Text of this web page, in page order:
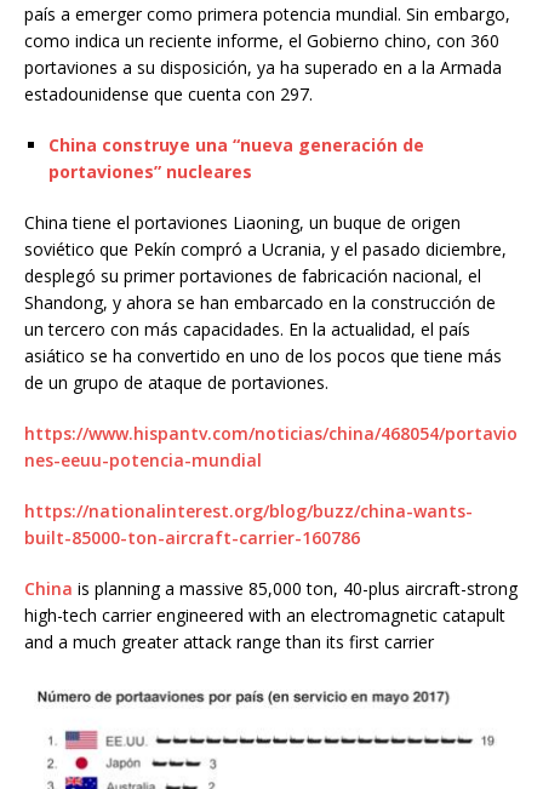
país a emerger como primera potencia mundial. Sin embargo,
como indica un reciente informe, el Gobierno chino, con 360
portaviones a su disposición, ya ha superado en a la Armada
estadounidense que cuenta con 297.
China construye una “nueva generación de
portaviones” nucleares
China tiene el portaviones Liaoning, un buque de origen
soviético que Pekín compró a Ucrania, y el pasado diciembre,
desplegó su primer portaviones de fabricación nacional, el
Shandong, y ahora se han embarcado en la construcción de
un tercero con más capacidades. En la actualidad, el país
asiático se ha convertido en uno de los pocos que tiene más
de un grupo de ataque de portaviones.
https://www.hispantv.com/noticias/china/468054/portavio
nes-eeuu-potencia-mundial
https://nationalinterest.org/blog/buzz/china-wants-
built-85000-ton-aircraft-carrier-160786
China is planning a massive 85,000 ton, 40-plus aircraft-strong
high-tech carrier engineered with an electromagnetic catapult
and a much greater attack range than its first carrier